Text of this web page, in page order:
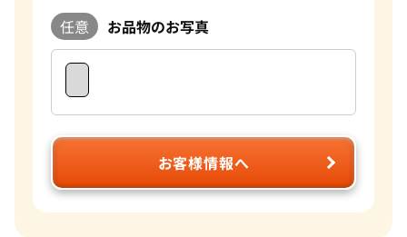
任意 お品物のお写真
お客様情報へ